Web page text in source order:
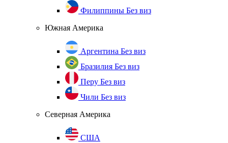
Филиппины Без виз
Южная Америка
Аргентина Без виз
Бразилия Без виз
Перу Без виз
Чили Без виз
Северная Америка
США